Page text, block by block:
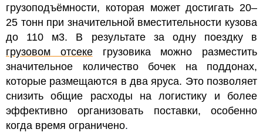
грузоподъёмности, которая может достигать 20–
25 тонн при значительной вместительности кузова
до 110 м3. В результате за одну поездку в
грузовом отсекегрузовика можно разместить
значительное количество бочек на поддонах,
которые размещаются в два яруса. Это позволяет
снизить общие расходы на логистику и более
эффективно организовать поставки, особенно
когда время ограничено.